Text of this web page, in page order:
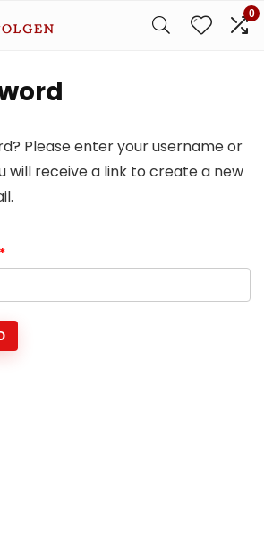
0
Please enter your username or
will receive a link to create a new
*Required